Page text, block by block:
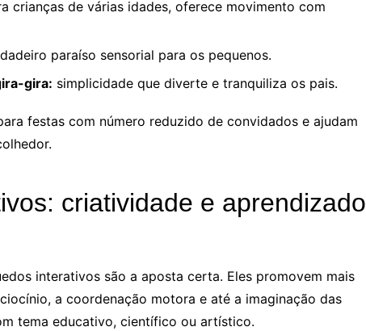
crianças de várias idades, oferece movimento com
paraíso sensorial para os pequenos.
gira: simplicidade que diverte e tranquiliza os pais.
festas com número reduzido de convidados e ajudam
criatividade e aprendizado
interativos são a aposta certa. Eles promovem mais
a coordenação motora e até a imaginação das
tema educativo, científico ou artístico.